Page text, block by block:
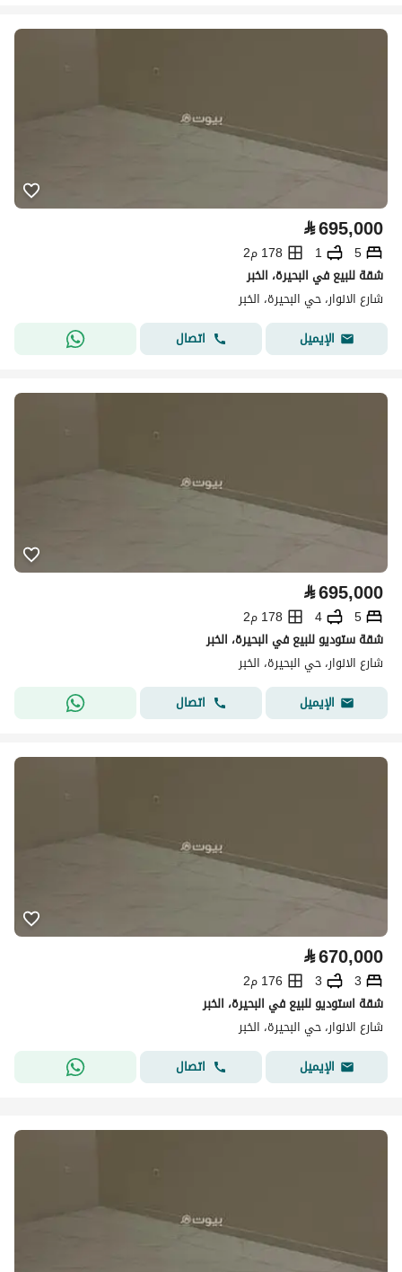
⃁695,000
5
1
178 م2
شقة للبيع في البحيرة، الخبر
شارع الانوار، حي البحيرة، الخبر
الإيميل
اتصال
⃁695,000
5
4
178 م2
شقة ستوديو للبيع في البحيرة، الخبر
شارع الانوار، حي البحيرة، الخبر
الإيميل
اتصال
⃁670,000
3
3
176 م2
شقة استوديو للبيع في البحيرة، الخبر
شارع الانوار، حي البحيرة، الخبر
الإيميل
اتصال